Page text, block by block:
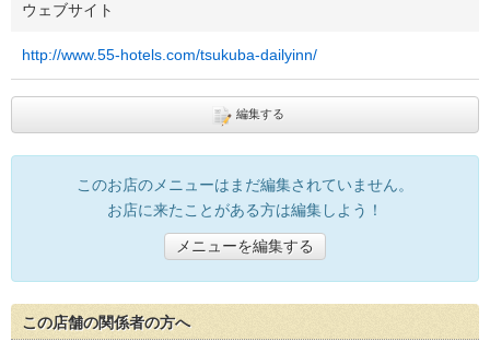
ウェブサイト
http://www.55-hotels.com/tsukuba-dailyinn/
編集する
このお店のメニューはまだ編集されていません。
お店に来たことがある方は編集しよう！
メニューを編集する
この店舗の関係者の方へ